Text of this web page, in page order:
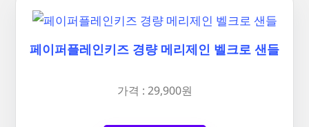
페이퍼플레인키즈 경량 메리제인 벨크로 샌들
가격 : 29,900원